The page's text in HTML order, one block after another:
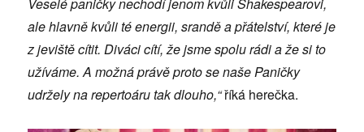
ale hlavně kvůli té energii, srandě a přátelství, které je
z jeviště cítit. Diváci cítí, že jsme spolu rádi a že si to
užíváme. A možná právě proto se naše Paničky
udržely na repertoáru tak dlouho,“říká herečka.